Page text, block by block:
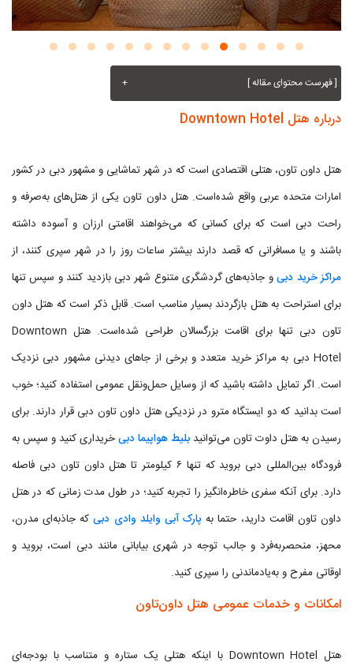
[ فهرست محتوای مقاله ] +
درباره هتل Downtown Hotel
هتل داون تاون، هتلی اقتصادی است که در شهر تماشایی و مشهور دبی در کشور
امارات متحده عربی واقع شده‌است. هتل داون تاون یکی از هتل‌های به‌صرفه و
راحت دبی است که برای کسانی که می‌خواهند اقامتی ارزان و آسوده داشته
باشند و یا مسافرانی که قصد دارند بیشتر ساعات روز را در شهر سپری ‌کنند، از
مراکز خرید دبیو جاذبه‌های گردشگری متنوع شهر دبی بازدید کنند و سپس تنها
برای استراحت به هتل بازگردند بسیار مناسب است. قابل ذکر است که هتل داون
تاون دبی تنها برای اقامت بزرگسالان طراحی شده‌است. هتل Downtown
Hotel دبی به مراکز خرید متعدد و برخی از جاهای دیدنی مشهور دبی نزدیک
است. اگر تمایل داشته باشید که از وسایل حمل‌ونقل عمومی استفاده کنید؛ خوب
است بدانید که دو ایستگاه مترو در نزدیکی هتل داون تاون دبی قرار دارند. برای
رسیدن به هتل داوت تاون می‌توانید بلیط هواپیما دبیخریداری کنید و سپس به
فرودگاه بین‌المللی دبی بروید که تنها ۶ کیلومتر تا هتل داون تاون دبی فاصله
دارد. برای آنکه سفری خاطره‌انگیز را تجربه کنید؛ در طول مدت زمانی که در هتل
داون تاون اقامت دارید، حتما به پارک آبی وایلد وادی دبیکه جاذبه‌ای مدرن،
محهز، منحصربه‌فرد و جالب توجه در شهری بیابانی مانند دبی است، بروید و
اوقاتی مفرح و به‌یادماندنی را سپری کنید.
امکانات و خدمات عمومی هتل داون‌تاون
هتل Downtown Hotel با اینکه هتلی یک ستاره و متناسب با بودجه‌ای